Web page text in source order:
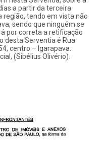
a partir da terceira
região, tendo em vista não
sendo que ninguém se
por correta a retificação
desta Serventia é Rua
centro – Igarapava.
(Sibélius Olivério).